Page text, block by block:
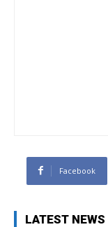
Facebook
LATEST NEWS